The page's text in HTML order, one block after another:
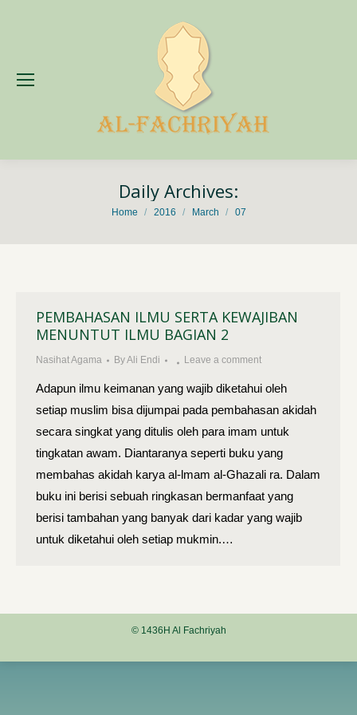
Daily Archives:
You are here:
Home 2016 March 07
PEMBAHASAN ILMU SERTA KEWAJIBAN
MENUNTUT ILMU BAGIAN 2
Nasihat Agama ByAli Endi Leave a comment
Adapun ilmu keimanan yang wajib diketahui oleh
setiap muslim bisa dijumpai pada pembahasan akidah
secara singkat yang ditulis oleh para imam untuk
tingkatan awam. Diantaranya seperti buku yang
membahas akidah karya al-lmam al-Ghazali ra. Dalam
buku ini berisi sebuah ringkasan bermanfaat yang
berisi tambahan yang banyak dari kadar yang wajib
untuk diketahui oleh setiap mukmin.…
© 1436H Al Fachriyah